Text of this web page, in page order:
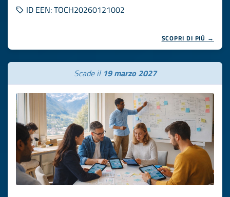
ID EEN: TOCH20260121002
SCOPRI DI PIÙ →
Scade il 19 marzo 2027